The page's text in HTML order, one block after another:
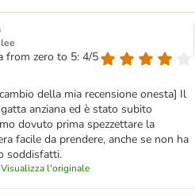
from zero to 5: 4/5
della mia recensione onesta] Il
anziana ed è stato subito
dovuto prima spezzettare la
facile da prendere, anche se non ha
soddisfatti.
Visualizza l'originale